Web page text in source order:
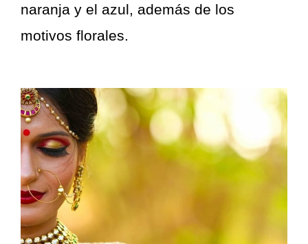
naranja y el azul, además de los
motivos florales.